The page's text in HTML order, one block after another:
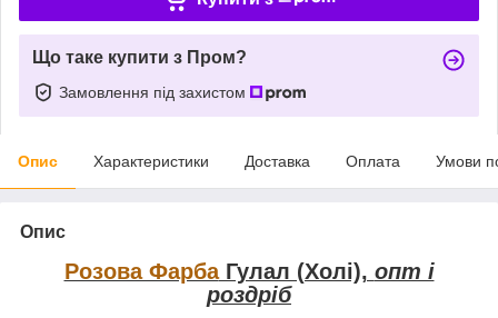
Що таке купити з Пром?
Замовлення під захистом
Опис Характеристики Доставка Оплата Умови
Опис
Розова ФарбаГулал (Холі), опт і
роздріб